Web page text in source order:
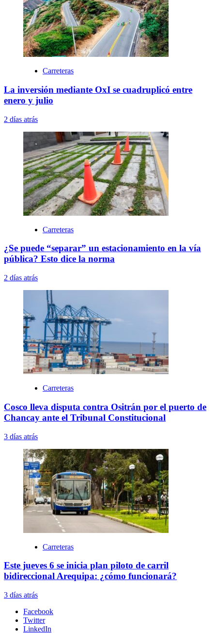
Carreteras
La inversión mediante OxI se cuadruplicó entre
enero y julio
2 días atrás
Carreteras
¿Se puede “separar” un estacionamiento en la vía
pública? Esto dice la norma
2 días atrás
Carreteras
Cosco lleva disputa contra Ositrán por el puerto de
Chancay ante el Tribunal Constitucional
3 días atrás
Carreteras
Este jueves 6 se inicia plan piloto de carril
bidireccional Arequipa: ¿cómo funcionará?
3 días atrás
Facebook
Twitter
LinkedIn